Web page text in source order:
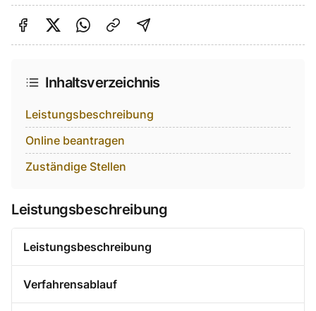
Auf Facebook teilen
Auf Twitter teilen
Per Link teilen
shareViaEmail
Inhaltsverzeichnis
Leistungsbeschreibung
Online beantragen
Zuständige Stellen
Leistungsbeschreibung
Leistungsbeschreibung
Verfahrensablauf